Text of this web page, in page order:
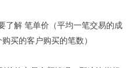
了解 笔单价（平均一笔交易的成
买的客户购买的笔数）